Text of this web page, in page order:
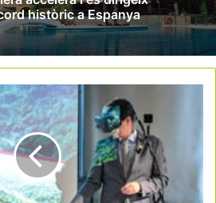
històric a Espanya